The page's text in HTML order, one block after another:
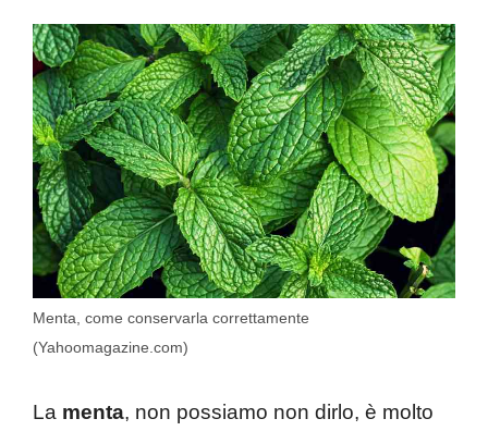
Menta, come conservarla correttamente
(Yahoomagazine.com)
La menta, non possiamo non dirlo, è molto